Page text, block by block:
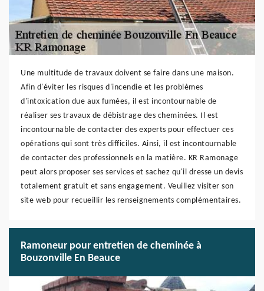
Une multitude de travaux doivent se faire dans une maison.
Afin d'éviter les risques d'incendie et les problèmes
d'intoxication due aux fumées, il est incontournable de
réaliser ses travaux de débistrage des cheminées. Il est
incontournable de contacter des experts pour effectuer ces
opérations qui sont très difficiles. Ainsi, il est incontournable
de contacter des professionnels en la matière. KR Ramonage
peut alors proposer ses services et sachez qu'il dresse un devis
totalement gratuit et sans engagement. Veuillez visiter son
site web pour recueillir les renseignements complémentaires.
Ramoneur pour entretien de cheminée à
Bouzonville En Beauce